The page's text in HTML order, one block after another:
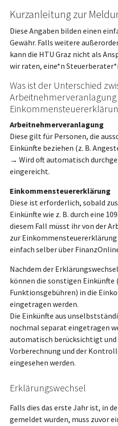
Kurzanleitung zur
Diese Angaben bilden einen
Gewähr. Falls weitere
kann die HTU Graz nicht als
wir raten, eine*n
Was ist der Unterschied
Arbeitnehmerveranlagung
Diese gilt für Personen, die
Einkünfte beziehen (z. B.
→ Wird oft automatisch
eingereicht.
Einkommensteuererklärung
Diese ist erforderlich, sobald
Einkünfte wie z. B. durch eine
diesem Fall müsst ihr von der
zur Einkommensteuererklärung
einfach selber über
Nachdem der
können die sonstigen Einkünfte
Funktionsgebühren) in die
eingetragen werden.
Die Einkünfte aus
nochmal separat eingetragen
automatisch berücksichtigt und
Vorberechnung und der
eingesehen werden.
Erklärungswechsel
Falls dies das erste Jahr ist, in
gemeldet wurden, muss zuvor